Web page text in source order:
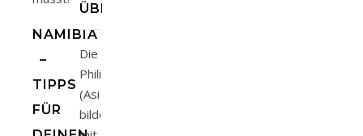
NAMIBIA
–
TIPPS
FÜR
ÜBERSICHT
Die
Philippinen
(Asien)
bilden